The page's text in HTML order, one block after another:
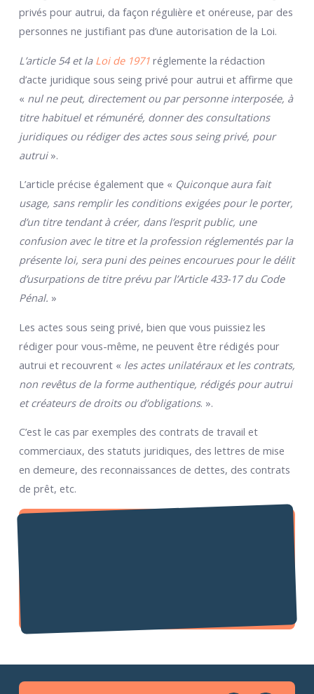
privés pour autrui, da façon régulière et onéreuse, par des
personnes ne justifiant pas d’une autorisation de la Loi.
L’article 54 et la Loi de 1971réglemente la rédaction
d’acte juridique sous seing privé pour autrui et affirme que
« nul ne peut, directement ou par personne interposée, à
titre habituel et rémunéré, donner des consultations
juridiques ou rédiger des actes sous seing privé, pour
autrui».
L’article précise également que « Quiconque aura fait
usage, sans remplir les conditions exigées pour le porter,
d’un titre tendant à créer, dans l’esprit public, une
confusion avec le titre et la profession réglementés par la
présente loi, sera puni des peines encourues pour le délit
d’usurpations de titre prévu par l’Article 433-17 du Code
Pénal. »
Les actes sous seing privé, bien que vous puissiez les
rédiger pour vous-même, ne peuvent être rédigés pour
autrui et recouvrent « les actes unilatéraux et les contrats,
non revêtus de la forme authentique, rédigés pour autrui
et créateurs de droits ou d’obligations. ».
C’est le cas par exemples des contrats de travail et
commerciaux, des statuts juridiques, des lettres de mise
en demeure, des reconnaissances de dettes, des contrats
de prêt, etc.